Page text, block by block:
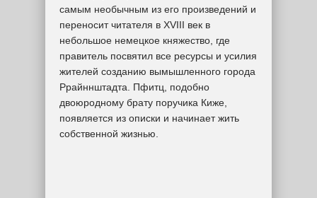
самым необычным из его произведений и
переносит читателя в XVIII век в
небольшое немецкое княжество, где
правитель посвятил все ресурсы и усилия
жителей созданию вымышленного города
Ррайннштадта. Пфитц, подобно
двоюродному брату поручика Киже,
появляется из описки и начинает жить
собственной жизнью.